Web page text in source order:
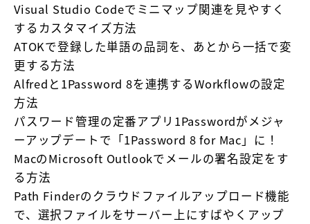
Visual Studio Codeでミニマップ関連を見やすく
するカスタマイズ方法
ATOKで登録した単語の品詞を、あとから一括で変
更する方法
Alfredと1Password 8を連携するWorkflowの設定
方法
パスワード管理の定番アプリ1Passwordがメジャ
ーアップデートで「1Password 8 for Mac」に！
MacのMicrosoft Outlookでメールの署名設定をす
る方法
Path Finderのクラウドファイルアップロード機能
で、選択ファイルをサーバー上にすばやくアップ